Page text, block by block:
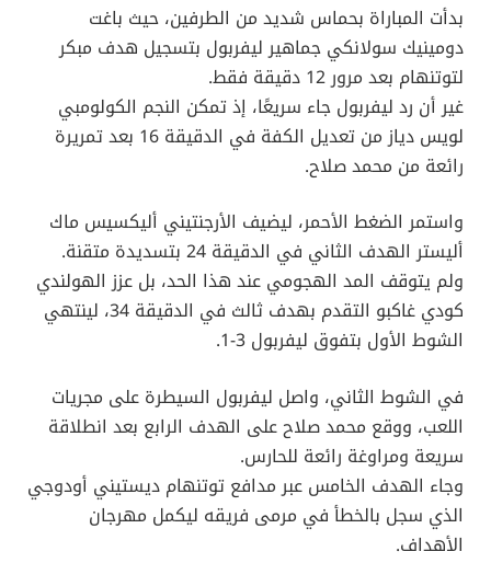
بدأت المباراة بحماس شديد من الطرفين، حيث باغت
دومينيك سولانكي جماهير ليفربول بتسجيل هدف مبكر
لتوتنهام بعد مرور 12 دقيقة فقط.
غير أن رد ليفربول جاء سريعًا، إذ تمكن النجم الكولومبي
لويس دياز من تعديل الكفة في الدقيقة 16 بعد تمريرة
رائعة من محمد صلاح.
واستمر الضغط الأحمر، ليضيف الأرجنتيني أليكسيس ماك
أليستر الهدف الثاني في الدقيقة 24 بتسديدة متقنة.
ولم يتوقف المد الهجومي عند هذا الحد، بل عزز الهولندي
كودي غاكبو التقدم بهدف ثالث في الدقيقة 34، لينتهي
الشوط الأول بتفوق ليفربول 3-1.
في الشوط الثاني، واصل ليفربول السيطرة على مجريات
اللعب، ووقع محمد صلاح على الهدف الرابع بعد انطلاقة
سريعة ومراوغة رائعة للحارس.
وجاء الهدف الخامس عبر مدافع توتنهام ديستيني أودوجي
الذي سجل بالخطأ في مرمى فريقه ليكمل مهرجان
الأهداف.